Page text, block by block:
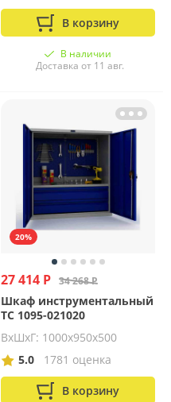
В корзину
В наличии
Доставка от 11 авг.
20%
27 414 Р 34 268 Р
Шкаф инструментальный
TС 1095-021020
ВхШхГ: 1000х950х500
5.0
1781 оценка
В корзину